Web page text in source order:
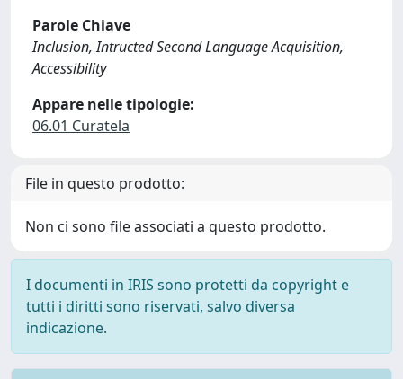
Parole Chiave
Inclusion, Intructed Second Language Acquisition,
Accessibility
Appare nelle tipologie:
06.01 Curatela
File in questo prodotto:
Non ci sono file associati a questo prodotto.
I documenti in IRIS sono protetti da copyright e
tutti i diritti sono riservati, salvo diversa
indicazione.